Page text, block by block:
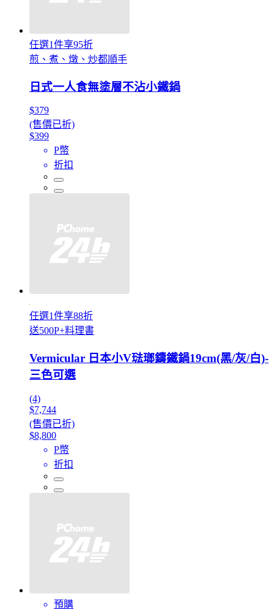
任選1件享95折
煎、煮、燉、炒都順手
日式一人食無塗層不沾小鐵鍋
$379
(售價已折)
$399
P幣
折扣
任選1件享88折
送500P+料理書
Vermicular 日本小V琺瑯鑄鐵鍋19cm(黑/灰/白)-
三色可選
(4)
$7,744
(售價已折)
$8,800
P幣
折扣
預購